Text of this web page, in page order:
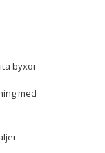
byxor
med